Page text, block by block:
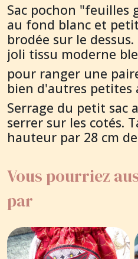
Sac pochon "feuilles
au fond blanc et
brodée sur le
joli tissu moderne
pour ranger une
bien d'autres petites
Serrage du petit sac
serrer sur les cotés.
hauteur par 28 cm
Vous pourriez
par